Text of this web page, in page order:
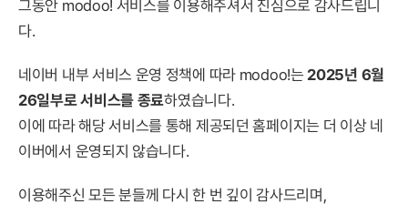
그동안 modoo! 서비스를 이용해주셔서 진심으로 감사드립니
다.
네이버 내부 서비스 운영 정책에 따라 modoo!는 2025년 6월
26일부로 서비스를 종료하였습니다.
이에 따라 해당 서비스를 통해 제공되던 홈페이지는 더 이상 네
이버에서 운영되지 않습니다.
이용해주신 모든 분들께 다시 한 번 깊이 감사드리며,